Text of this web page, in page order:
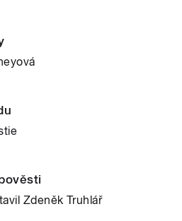
Zdeněk Truhlář